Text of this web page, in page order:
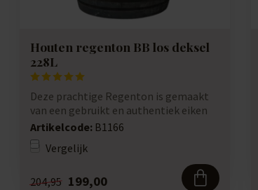
Houten regenton BB los deksel
228L
Deze prachtige Regenton is gemaakt
van een gebruikt en authentiek eiken
wijnvat....
Artikelcode: B1166
Vergelijk
204,95 199,00